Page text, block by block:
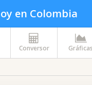
en Colombia
Conversor Gráficas